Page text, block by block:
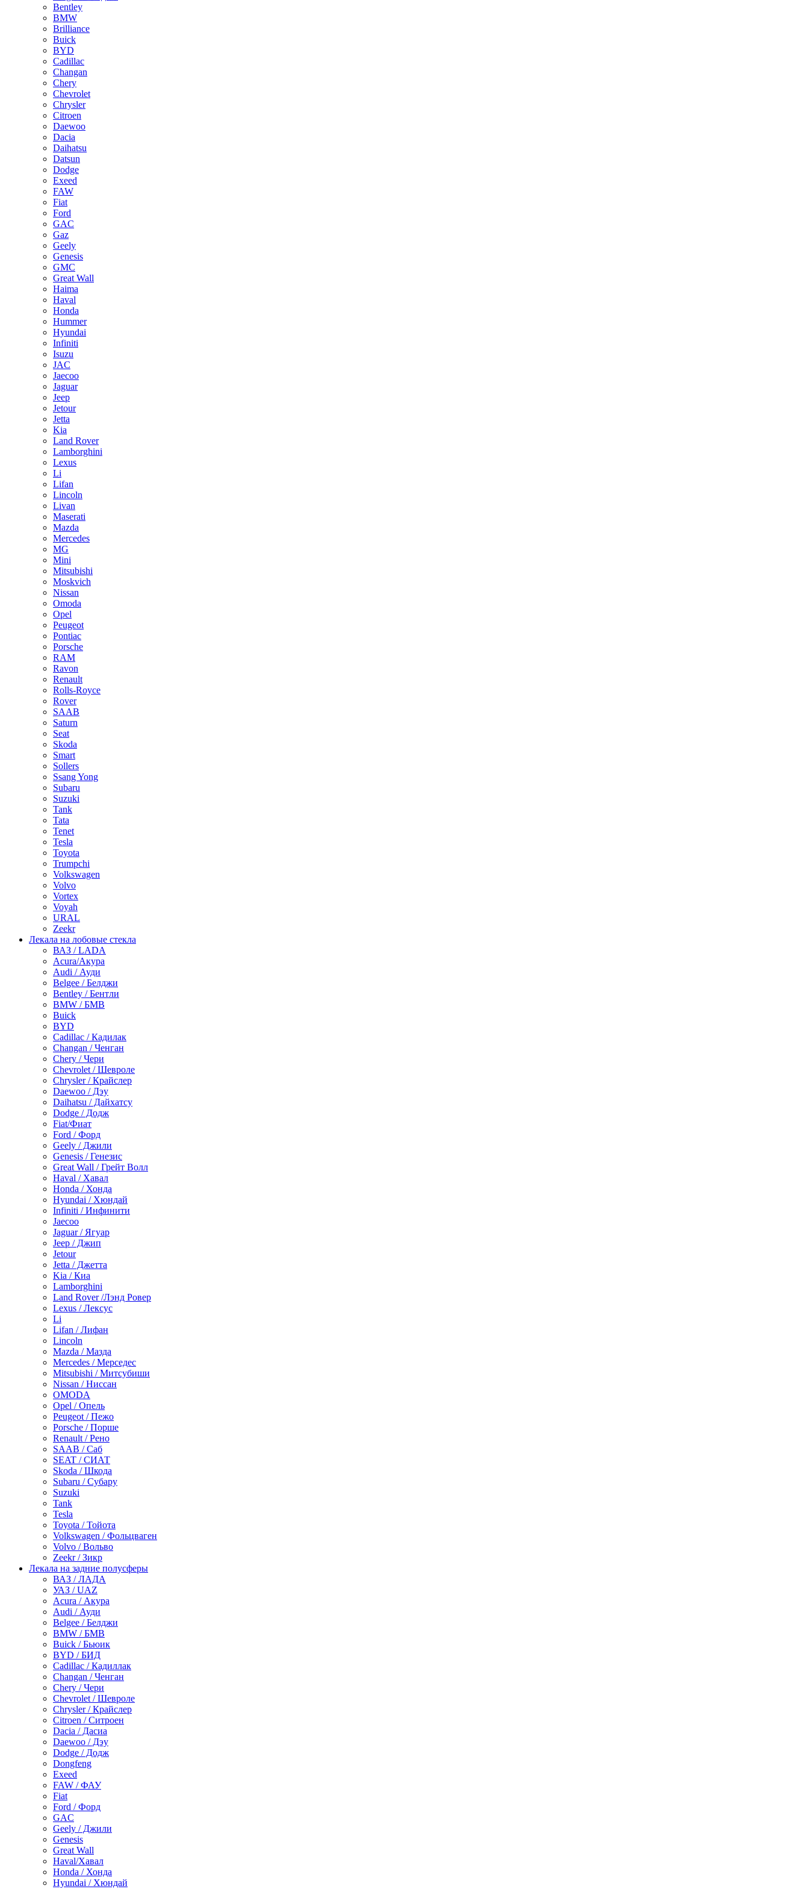
Bentley
BMW
Brilliance
Buick
BYD
Cadillac
Changan
Chery
Chevrolet
Chrysler
Citroen
Daewoo
Dacia
Daihatsu
Datsun
Dodge
Exeed
FAW
Fiat
Ford
GAC
Gaz
Geely
Genesis
GMC
Great Wall
Haima
Haval
Honda
Hummer
Hyundai
Infiniti
Isuzu
JAC
Jaecoo
Jaguar
Jeep
Jetour
Jetta
Kia
Land Rover
Lamborghini
Lexus
Li
Lifan
Lincoln
Livan
Maserati
Mazda
Mercedes
MG
Mini
Mitsubishi
Moskvich
Nissan
Omoda
Opel
Peugeot
Pontiac
Porsche
RAM
Ravon
Renault
Rolls-Royce
Rover
SAAB
Saturn
Seat
Skoda
Smart
Sollers
Ssang Yong
Subaru
Suzuki
Tank
Tata
Tenet
Tesla
Toyota
Trumpchi
Volkswagen
Volvo
Vortex
Voyah
URAL
Zeekr
Лекала на лобовые стекла
ВАЗ / LADA
Acura/Акура
Audi / Ауди
Belgee / Белджи
Bentley / Бентли
BMW / БМВ
Buick
BYD
Cadillac / Кадилак
Changan / Ченган
Chery / Чери
Chevrolet / Шевроле
Chrysler / Крайслер
Daewoo / Дэу
Daihatsu / Дайхатсу
Dodge / Додж
Fiat/Фиат
Ford / Форд
Geely / Джили
Genesis / Генезис
Great Wall / Грейт Волл
Haval / Хавал
Honda / Хонда
Hyundai / Хюндай
Infiniti / Инфинити
Jaecoo
Jaguar / Ягуар
Jeep / Джип
Jetour
Jetta / Джетта
Kia / Киа
Lamborghini
Land Rover /Лэнд Ровер
Lexus / Лексус
Li
Lifan / Лифан
Lincoln
Mazda / Мазда
Mercedes / Мерседес
Mitsubishi / Митсубиши
Nissan / Ниссан
OMODA
Opel / Опель
Peugeot / Пежо
Porsche / Порше
Renault / Рено
SAAB / Саб
SEAT / СИАТ
Skoda / Шкода
Subaru / Субару
Suzuki
Tank
Tesla
Toyota / Тойота
Volkswagen / Фольцваген
Volvo / Вольво
Zeekr / Зикр
Лекала на задние полусферы
ВАЗ / ЛАДА
УАЗ / UAZ
Acura / Акура
Audi / Ауди
Belgee / Белджи
BMW / БМВ
Buick / Бьюик
BYD / БИД
Cadillac / Кадиллак
Changan / Ченган
Chery / Чери
Chevrolet / Шевроле
Chrysler / Крайслер
Citroen / Ситроен
Dacia / Дасиа
Daewoo / Дэу
Dodge / Додж
Dongfeng
Exeed
FAW / ФАУ
Fiat
Ford / Форд
GAC
Geely / Джили
Genesis
Great Wall
Haval/Хавал
Honda / Хонда
Hyundai / Хюндай